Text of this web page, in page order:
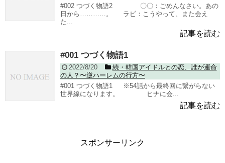
#002 つづく物語2 〇〇：ごめんなさい。あの
日から…………。 ラビ：こうやって、また会え
た...
記事を読む
#001 つづく物語1
2022/8/20
続・韓国アイドルとの恋、誰が運命
の人？〜逆ハーレムの行方〜
#001 つづく物語1 ※54話から最終回に繋がらない
世界線になります。 ヒナに会...
記事を読む
スポンサーリンク